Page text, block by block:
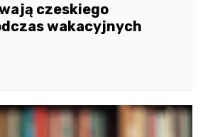
czeskiego
wakacyjnych